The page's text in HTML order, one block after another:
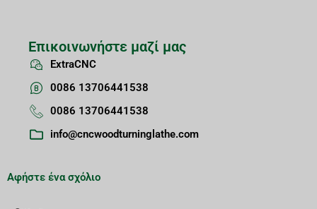
Επικοινωνήστε μαζί μας
ExtraCNC
0086 13706441538
0086 13706441538
info@cncwoodturninglathe.com
Αφήστε ένα σχόλιο